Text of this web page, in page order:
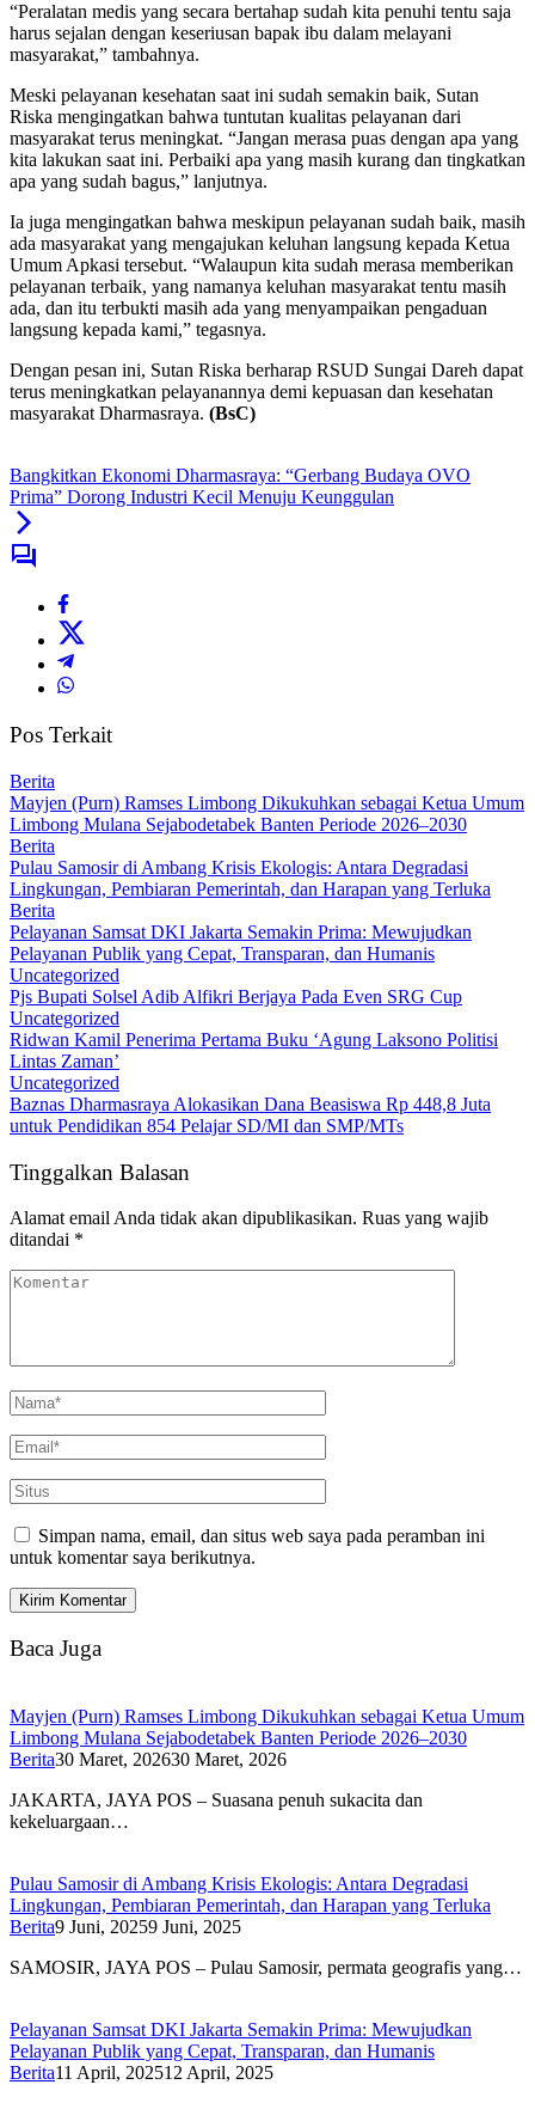
“Peralatan medis yang secara bertahap sudah kita penuhi tentu saja
harus sejalan dengan keseriusan bapak ibu dalam melayani
masyarakat,” tambahnya.
Meski pelayanan kesehatan saat ini sudah semakin baik, Sutan
Riska mengingatkan bahwa tuntutan kualitas pelayanan dari
masyarakat terus meningkat. “Jangan merasa puas dengan apa yang
kita lakukan saat ini. Perbaiki apa yang masih kurang dan tingkatkan
apa yang sudah bagus,” lanjutnya.
Ia juga mengingatkan bahwa meskipun pelayanan sudah baik, masih
ada masyarakat yang mengajukan keluhan langsung kepada Ketua
Umum Apkasi tersebut. “Walaupun kita sudah merasa memberikan
pelayanan terbaik, yang namanya keluhan masyarakat tentu masih
ada, dan itu terbukti masih ada yang menyampaikan pengaduan
langsung kepada kami,” tegasnya.
Dengan pesan ini, Sutan Riska berharap RSUD Sungai Dareh dapat
terus meningkatkan pelayanannya demi kepuasan dan kesehatan
masyarakat Dharmasraya. (BsC)
Bangkitkan Ekonomi Dharmasraya: “Gerbang Budaya OVO
Prima” Dorong Industri Kecil Menuju Keunggulan
Pos Terkait
Berita
Mayjen (Purn) Ramses Limbong Dikukuhkan sebagai Ketua Umum
Limbong Mulana Sejabodetabek Banten Periode 2026–2030
Berita
Pulau Samosir di Ambang Krisis Ekologis: Antara Degradasi
Lingkungan, Pembiaran Pemerintah, dan Harapan yang Terluka
Berita
Pelayanan Samsat DKI Jakarta Semakin Prima: Mewujudkan
Pelayanan Publik yang Cepat, Transparan, dan Humanis
Uncategorized
Pjs Bupati Solsel Adib Alfikri Berjaya Pada Even SRG Cup
Uncategorized
Ridwan Kamil Penerima Pertama Buku ‘Agung Laksono Politisi
Lintas Zaman’
Uncategorized
Baznas Dharmasraya Alokasikan Dana Beasiswa Rp 448,8 Juta
untuk Pendidikan 854 Pelajar SD/MI dan SMP/MTs
Tinggalkan Balasan
Alamat email Anda tidak akan dipublikasikan. Ruas yang wajib
ditandai *
Simpan nama, email, dan situs web saya pada peramban ini
untuk komentar saya berikutnya.
Baca Juga
Mayjen (Purn) Ramses Limbong Dikukuhkan sebagai Ketua Umum
Limbong Mulana Sejabodetabek Banten Periode 2026–2030
Berita30 Maret, 202630 Maret, 2026
JAKARTA, JAYA POS – Suasana penuh sukacita dan
kekeluargaan…
Pulau Samosir di Ambang Krisis Ekologis: Antara Degradasi
Lingkungan, Pembiaran Pemerintah, dan Harapan yang Terluka
Berita9 Juni, 20259 Juni, 2025
SAMOSIR, JAYA POS – Pulau Samosir, permata geografis yang…
Pelayanan Samsat DKI Jakarta Semakin Prima: Mewujudkan
Pelayanan Publik yang Cepat, Transparan, dan Humanis
Berita11 April, 202512 April, 2025